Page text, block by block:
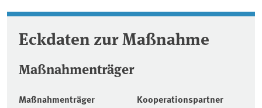
Eckdaten zur Maßnahme
Maßnahmenträger
Maßnahmenträger Kooperationspartner